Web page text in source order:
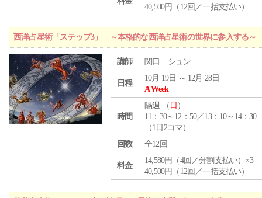
40,500円（12回／一括支払い）
西洋占星術「ステップ3」 ～本格的な西洋占星術の世界に参入する～
講師 関口 シュン
日程
10月 19日 ～ 12月 28日
A Week
時間
隔週 （ 日 ）
11：30～12：50／13：10～14：30
（1日2コマ）
回数
全12回
料金
14,580円（4回／分割支払い）×3
40,500円（12回／一括支払い）